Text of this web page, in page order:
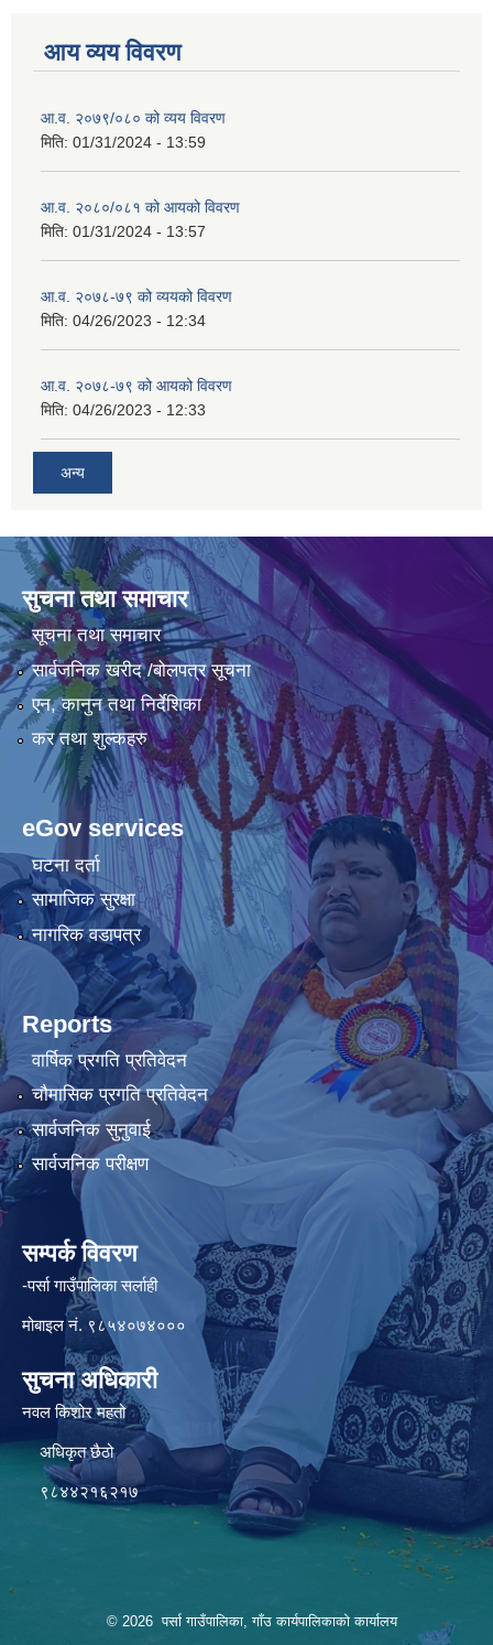
आय व्यय विवरण
आ.व. २०७९/०८० को व्यय विवरण
मिति: 01/31/2024 - 13:59
आ.व. २०८०/०८१ को आयको विवरण
मिति: 01/31/2024 - 13:57
आ.व. २०७८-७९ को व्ययको विवरण
मिति: 04/26/2023 - 12:34
आ.व. २०७८-७९ को आयको विवरण
मिति: 04/26/2023 - 12:33
अन्य
सुचना तथा समाचार
सूचना तथा समाचार
सार्वजनिक खरीद /बोलपत्र सूचना
एन, कानुन तथा निर्देशिका
कर तथा शुल्कहरु
eGov services
घटना दर्ता
सामाजिक सुरक्षा
नागरिक वडापत्र
Reports
वार्षिक प्रगति प्रतिवेदन
चौमासिक प्रगति प्रतिवेदन
सार्वजनिक सुनुवाई
सार्वजनिक परीक्षण
सम्पर्क विवरण
-पर्सा गाउँपालिका सर्लाही
मोबाइल नं. ९८५४०७४०००
सुचना अधिकारी
नवल किशोर महतो
अधिकृत छैठो
९८४४२१६२१७
© 2026 पर्सा गाउँपालिका, गाँउ कार्यपालिकाको कार्यालय